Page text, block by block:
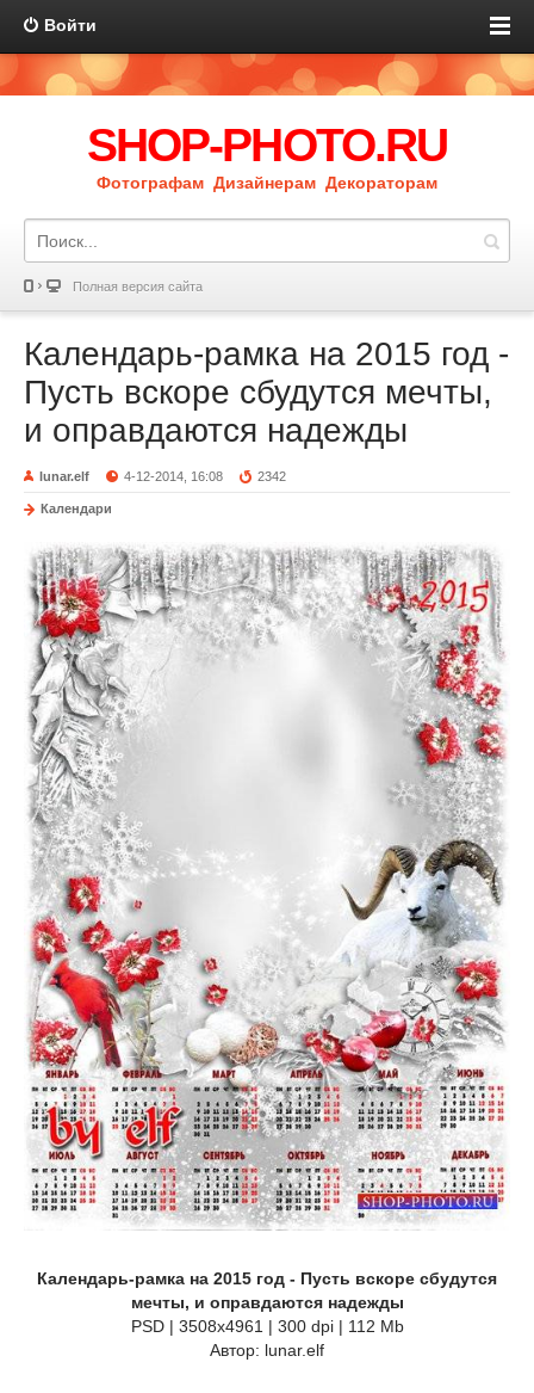
Войти
SHOP-PHOTO.RU
Фотографам Дизайнерам Декораторам
Полная версия сайта
Календарь-рамка на 2015 год -
Пусть вскоре сбудутся мечты,
и оправдаются надежды
lunar.elf 4-12-2014, 16:08 2342
Календари
Календарь-рамка на 2015 год - Пусть вскоре сбудутся
мечты, и оправдаются надежды
PSD | 3508x4961 | 300 dpi | 112 Mb
Автор: lunar.elf